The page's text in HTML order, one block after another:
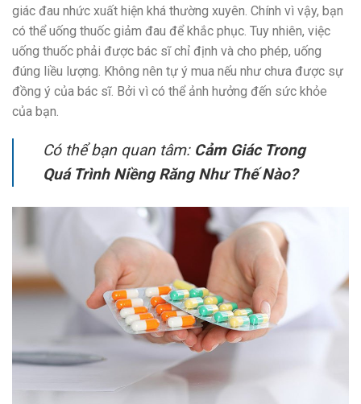
giác đau nhức xuất hiện khá thường xuyên. Chính vì vậy, bạn
có thể uống thuốc giảm đau để khắc phục. Tuy nhiên, việc
uống thuốc phải được bác sĩ chỉ định và cho phép, uống
đúng liều lượng. Không nên tự ý mua nếu như chưa được sự
đồng ý của bác sĩ. Bởi vì có thể ảnh hưởng đến sức khỏe
của bạn.
Có thể bạn quan tâm: Cảm Giác Trong
Quá Trình Niềng Răng Như Thế Nào?